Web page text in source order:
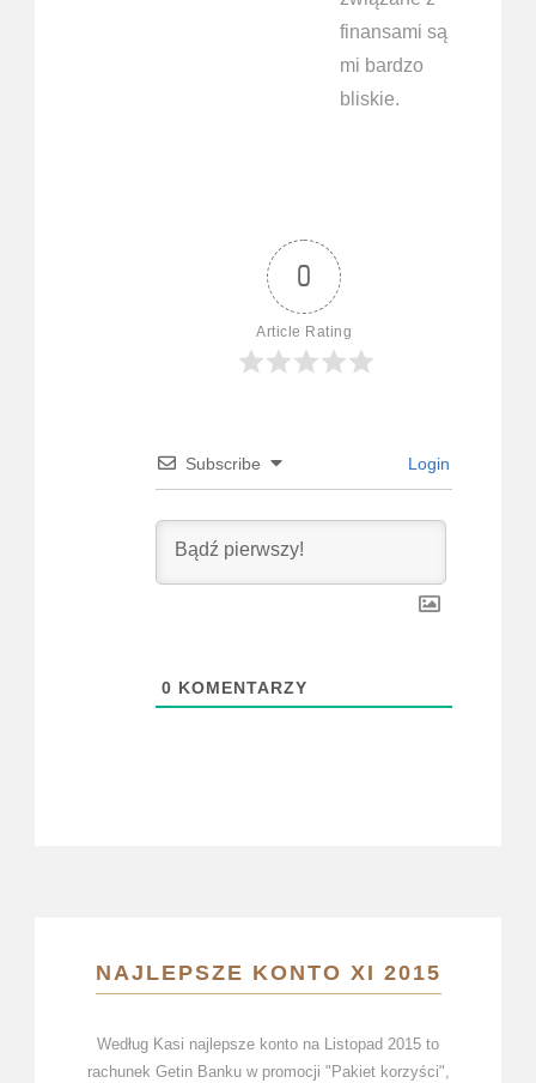
finansami są
mi bardzo
bliskie.
0
Article Rating
Subscribe Login
0 KOMENTARZY
NAJLEPSZE KONTO XI 2015
Według Kasi najlepsze konto na Listopad 2015 to
rachunek Getin Banku w promocji "Pakiet korzyści",